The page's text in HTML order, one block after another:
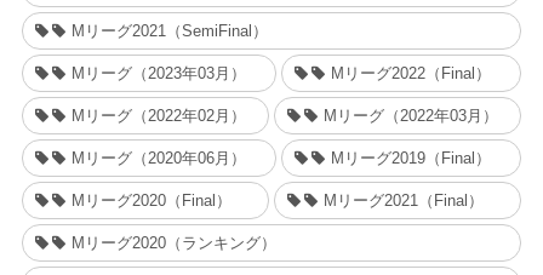
Mリーグ2021（SemiFinal）
Mリーグ（2023年03月） Mリーグ2022（Final）
Mリーグ（2022年02月） Mリーグ（2022年03月）
Mリーグ（2020年06月） Mリーグ2019（Final）
Mリーグ2020（Final） Mリーグ2021（Final）
Mリーグ2020（ランキング）